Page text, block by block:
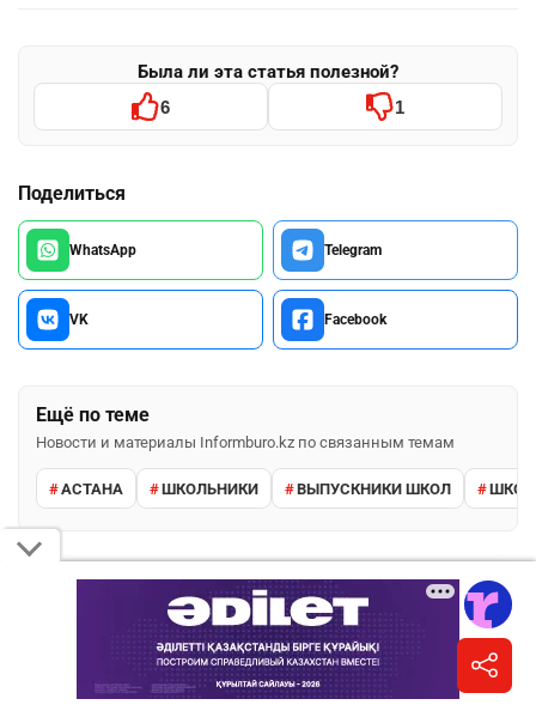
Была ли эта статья полезной?
6 1
Поделиться
WhatsApp Telegram
VK Facebook
Ещё по теме
Новости и материалы Informburo.kz по связанным темам
АСТАНА ШКОЛЬНИКИ ВЫПУСКНИКИ ШКОЛ
ПОДПИШИТЕСЬ НА НАС
Informburo.kz в TikTok
Короткие видео и важные истории дня.
Подписаться